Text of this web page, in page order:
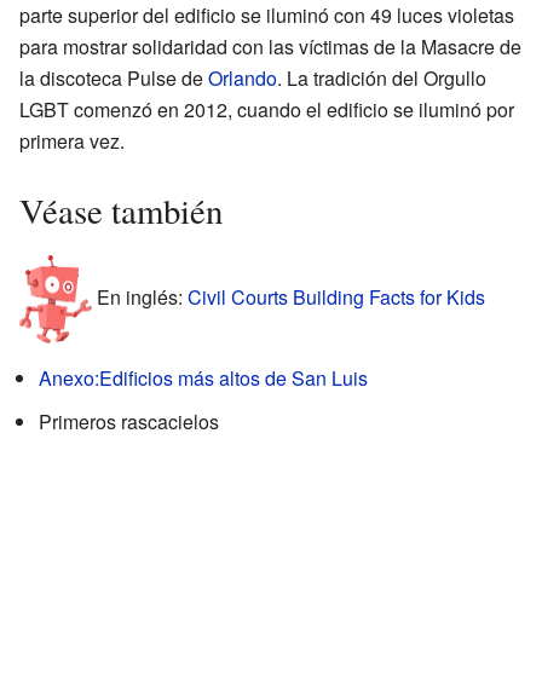
parte superior del edificio se iluminó con 49 luces violetas
para mostrar solidaridad con las víctimas de la Masacre de
la discoteca Pulse deOrlando. La tradición del Orgullo
LGBT comenzó en 2012, cuando el edificio se iluminó por
primera vez.
Véase también
En inglés: Civil Courts Building Facts for Kids
Anexo:Edificios más altos de San Luis
Primeros rascacielos